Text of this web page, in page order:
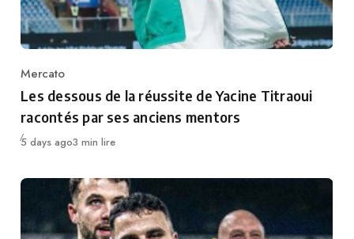
Category
Mercato
Les dessous de la réussite de Yacine Titraoui
racontés par ses anciens mentors
Publié
5 days ago3 min lire